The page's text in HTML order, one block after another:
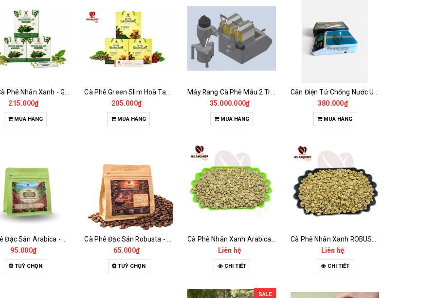
215.000₫
MUA HÀNG
205.000₫
MUA HÀNG
35.000.000₫
MUA HÀNG
380.000₫
MUA HÀNG
95.000₫
TUỲ CHỌN
65.000₫
TUỲ CHỌN
Liên hệ
CHI TIẾT
Liên hệ
CHI TIẾT
SALE